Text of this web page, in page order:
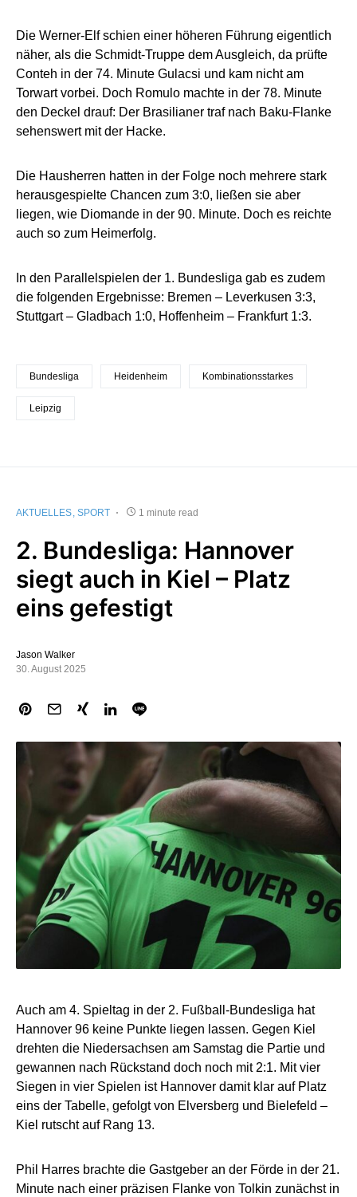
Die Werner-Elf schien einer höheren Führung eigentlich
näher, als die Schmidt-Truppe dem Ausgleich, da prüfte
Conteh in der 74. Minute Gulacsi und kam nicht am
Torwart vorbei. Doch Romulo machte in der 78. Minute
den Deckel drauf: Der Brasilianer traf nach Baku-Flanke
sehenswert mit der Hacke.
Die Hausherren hatten in der Folge noch mehrere stark
herausgespielte Chancen zum 3:0, ließen sie aber
liegen, wie Diomande in der 90. Minute. Doch es reichte
auch so zum Heimerfolg.
In den Parallelspielen der 1. Bundesliga gab es zudem
die folgenden Ergebnisse: Bremen – Leverkusen 3:3,
Stuttgart – Gladbach 1:0, Hoffenheim – Frankfurt 1:3.
Bundesliga Heidenheim Kombinationsstarkes
Leipzig
AKTUELLES SPORT 1 minute read
2. Bundesliga: Hannover
siegt auch in Kiel – Platz
eins gefestigt
Jason Walker
30. August 2025
Auch am 4. Spieltag in der 2. Fußball-Bundesliga hat
Hannover 96 keine Punkte liegen lassen. Gegen Kiel
drehten die Niedersachsen am Samstag die Partie und
gewannen nach Rückstand doch noch mit 2:1. Mit vier
Siegen in vier Spielen ist Hannover damit klar auf Platz
eins der Tabelle, gefolgt von Elversberg und Bielefeld –
Kiel rutscht auf Rang 13.
Phil Harres brachte die Gastgeber an der Förde in der 21.
Minute nach einer präzisen Flanke von Tolkin zunächst in